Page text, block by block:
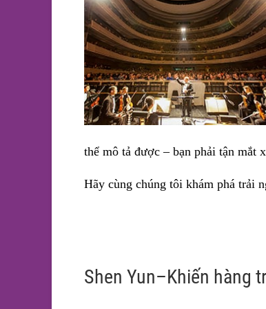
thể mô tả được – bạn phải tận mắt
Hãy cùng chúng tôi khám phá trải
Shen Yun–Khiến hàng